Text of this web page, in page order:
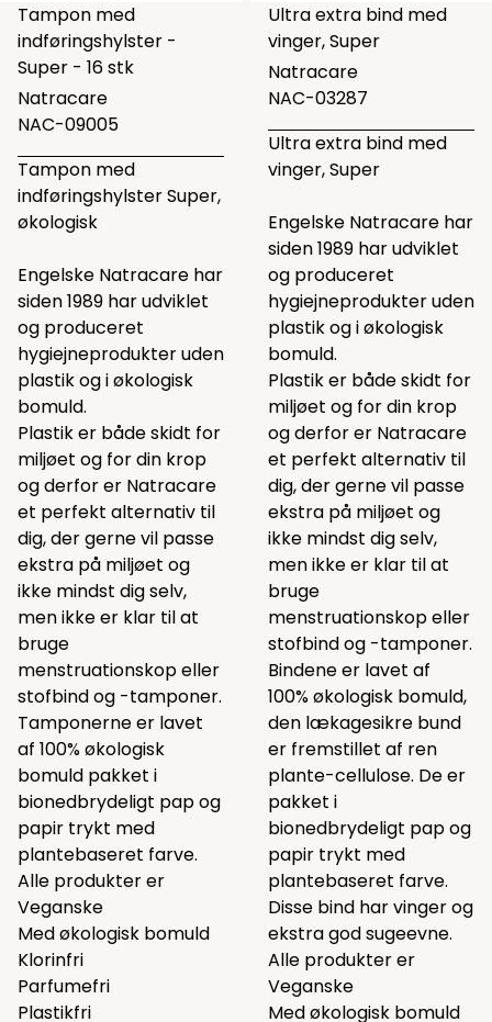
Tampon med
indføringshylster -
Super - 16 stk
Natracare
NAC-09005
Tampon med
indføringshylster Super,
økologisk
Engelske Natracare har
siden 1989 har udviklet
og produceret
hygiejneprodukter uden
plastik og i økologisk
bomuld.
Plastik er både skidt for
miljøet og for din krop
og derfor er Natracare
et perfekt alternativ til
dig, der gerne vil passe
ekstra på miljøet og
ikke mindst dig selv,
men ikke er klar til at
bruge
menstruationskop eller
stofbind og -tamponer.
Tamponerne er lavet
af 100% økologisk
bomuld pakket i
bionedbrydeligt pap og
papir trykt med
plantebaseret farve.
Alle produkter er
Veganske
Med økologisk bomuld
Klorinfri
Parfumefri
Plastikfri
Ultra extra bind med
vinger, Super
Natracare
NAC-03287
Ultra extra bind med
vinger, Super
Engelske Natracare har
siden 1989 har udviklet
og produceret
hygiejneprodukter uden
plastik og i økologisk
bomuld.
Plastik er både skidt for
miljøet og for din krop
og derfor er Natracare
et perfekt alternativ til
dig, der gerne vil passe
ekstra på miljøet og
ikke mindst dig selv,
men ikke er klar til at
bruge
menstruationskop eller
stofbind og -tamponer.
Bindene er lavet af
100% økologisk bomuld,
den lækagesikre bund
er fremstillet af ren
plante-cellulose. De er
pakket i
bionedbrydeligt pap og
papir trykt med
plantebaseret farve.
Disse bind har vinger og
ekstra god sugeevne.
Alle produkter er
Veganske
Med økologisk bomuld